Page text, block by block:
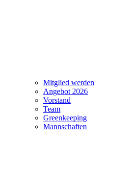
Mitglied werden
Angebot 2026
Vorstand
Team
Greenkeeping
Mannschaften